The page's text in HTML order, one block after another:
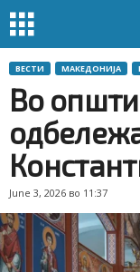
ВЕСТИ МАКЕДОНИЈА
Во
June 3, 2026 во 11:37